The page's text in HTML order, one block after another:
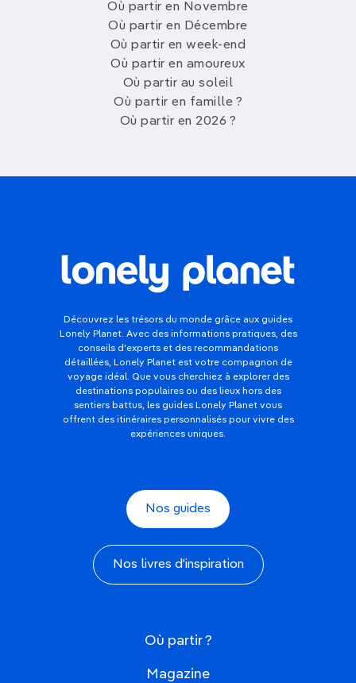
Où partir en Novembre
Où partir en Décembre
Où partir en week-end
Où partir en amoureux
Où partir au soleil
Où partir en famille ?
Où partir en 2026 ?
Découvrez les trésors du monde grâce aux guides
Lonely Planet. Avec des informations pratiques, des
conseils d'experts et des recommandations
détaillées, Lonely Planet est votre compagnon de
voyage idéal. Que vous cherchiez à explorer des
destinations populaires ou des lieux hors des
sentiers battus, les guides Lonely Planet vous
offrent des itinéraires personnalisés pour vivre des
expériences uniques.
Nos guides
Nos livres d'inspiration
Où partir ?
Magazine